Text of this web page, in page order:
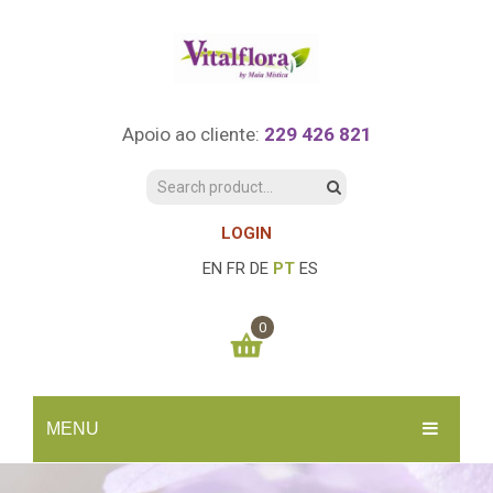
Apoio ao cliente: 229 426 821
LOGIN
EN FR DE PT ES
MENU
0
You have no items in your shopping cart
SUBTOTAL: 0.00€